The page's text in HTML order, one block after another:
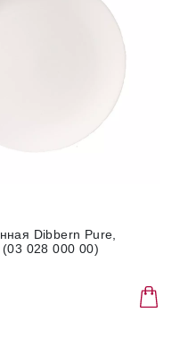
Dibbern Pure,
028 000 00)